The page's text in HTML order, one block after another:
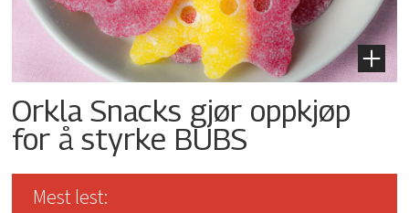
Orkla Snacks gjør oppkjøp
for å styrke BUBS
Mest lest: